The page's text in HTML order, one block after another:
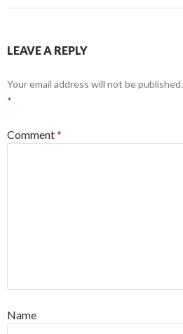
LEAVE A REPLY
Your email address will not be published.
*
Comment*
Name